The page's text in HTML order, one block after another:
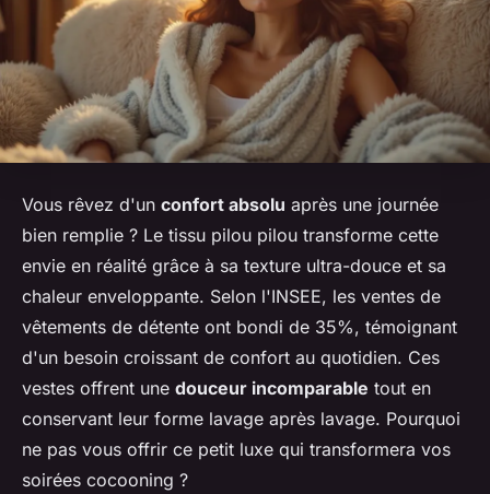
Vous rêvez d'un confort absolu après une journée
bien remplie ? Le tissu pilou pilou transforme cette
envie en réalité grâce à sa texture ultra-douce et sa
chaleur enveloppante. Selon l'INSEE, les ventes de
vêtements de détente ont bondi de 35%, témoignant
d'un besoin croissant de confort au quotidien. Ces
vestes offrent une douceur incomparable tout en
conservant leur forme lavage après lavage. Pourquoi
ne pas vous offrir ce petit luxe qui transformera vos
soirées cocooning ?